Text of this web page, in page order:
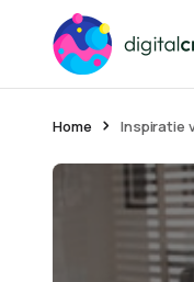
Home Inspiratie